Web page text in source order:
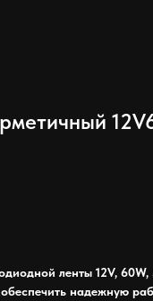
ленты 12V,
надежную